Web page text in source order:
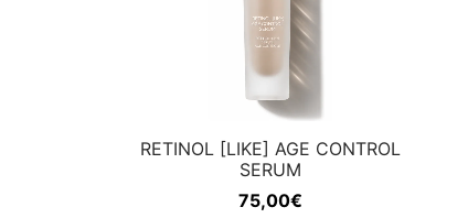
RETINOL [LIKE] AGE CONTROL
SERUM
75,00€